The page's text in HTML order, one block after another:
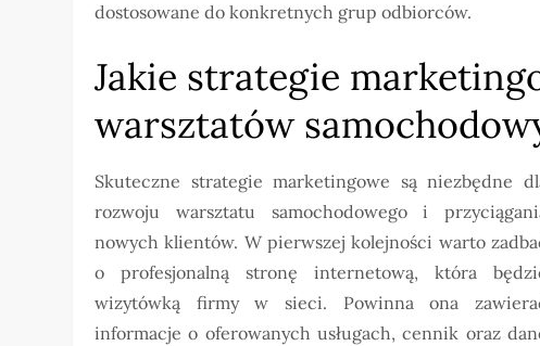
dostosowane do konkretnych grup odbiorców.
Jakie strategie
warsztatów
Skuteczne strategie marketingowe są niezbędne
rozwoju warsztatu samochodowego i
nowych klientów. W pierwszej kolejności warto
o profesjonalną stronę internetową, która
wizytówką firmy w sieci. Powinna ona
informacje o oferowanych usługach, cennik oraz